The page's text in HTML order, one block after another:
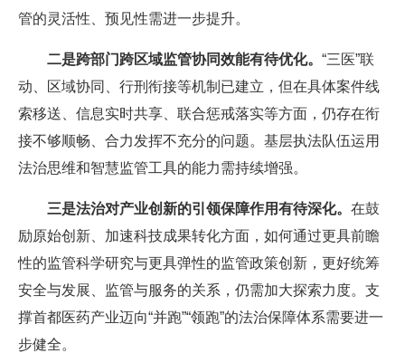
管的灵活性、预见性需进一步提升。
二是跨部门跨区域监管协同效能有待优化。 “三医”联
动、区域协同、行刑衔接等机制已建立，但在具体案件线
索移送、信息实时共享、联合惩戒落实等方面，仍存在衔
接不够顺畅、合力发挥不充分的问题。基层执法队伍运用
法治思维和智慧监管工具的能力需持续增强。
三是法治对产业创新的引领保障作用有待深化。 在鼓
励原始创新、加速科技成果转化方面，如何通过更具前瞻
性的监管科学研究与更具弹性的监管政策创新，更好统筹
安全与发展、监管与服务的关系，仍需加大探索力度。支
撑首都医药产业迈向“并跑”“领跑”的法治保障体系需要进一
步健全。